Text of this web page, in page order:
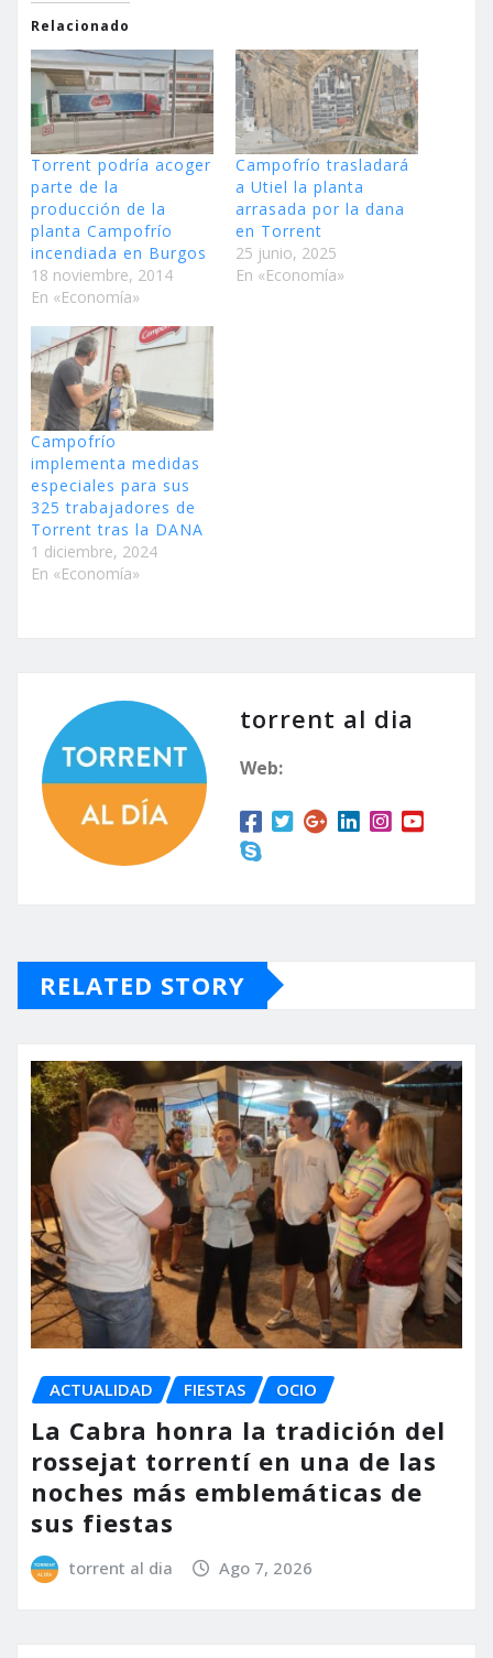
Relacionado
Torrent podría acoger
parte de la
producción de la
planta Campofrío
incendiada en Burgos
18 noviembre, 2014
En «Economía»
Campofrío trasladará
a Utiel la planta
arrasada por la dana
en Torrent
25 junio, 2025
En «Economía»
Campofrío
implementa medidas
especiales para sus
325 trabajadores de
Torrent tras la DANA
1 diciembre, 2024
En «Economía»
torrent al dia
Web:
RELATED STORY
ACTUALIDAD FIESTAS OCIO
La Cabra honra la tradición del
rossejat torrentí en una de las
noches más emblemáticas de
sus fiestas
torrent al dia Ago 7, 2026